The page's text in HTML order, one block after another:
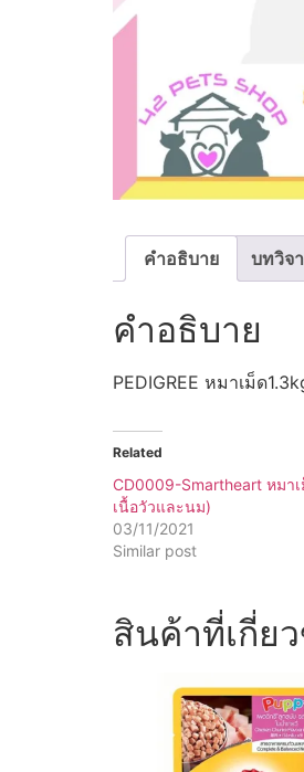
คำอธิบาย บทวิจ
คำอธิบาย
PEDIGREE หมาเม็ด
Related
CD0009-Smartheart หมา
เนื้อวัวและนม)
03/11/2021
Similar post
สินค้าที่เกี่ย